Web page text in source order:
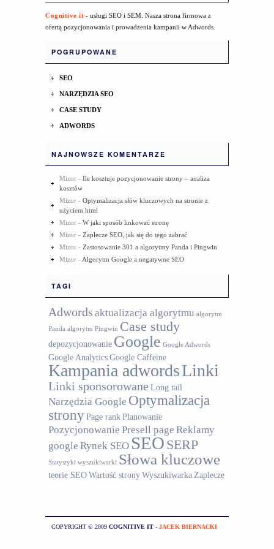
Cognitive it - usługi SEO i SEM. Nasza strona firmowa z
ofertą pozycjonowania i prowadzenia kampanii w Adwords.
POGRUPOWANE
SEO
NARZĘDZIA SEO
CASE STUDY
ADWORDS
NAJNOWSZE KOMENTARZE
Mizor - Ile kosztuje pozycjonowanie strony – analiza
kosztów
Mizor - Optymalizacja słów kluczowych na stronie z
użyciem html
Mizor - W jaki sposób linkować stronę
Mizor - Zaplecze SEO, jak się do tego zabrać
Mizor - Zastosowanie 301 a algorytmy Panda i Pingwin
Mizor - Algorytm Google a negatywne SEO
TAGI
Adwords aktualizacja algorytmu algorytm
Panda algorytm Pingwin Case study
depozycjonowanie Google Google Adwords
Google AnalyticsGoogle Caffeine
Kampania adwordsLinki
Linki sponsorowane Long tail
Narzędzia Google Optymalizacja
stronyPage rankPlanowanie
Pozycjonowanie Presell page Reklamy
google Rynek SEO SEO SERP
Statystyki wyszukiwarki Słowa kluczowe
teorie SEOWartość stronyWyszukiwarka Zaplecze
COPYRIGHT © 2009 COGNITIVE IT - JACEK BIERNACKI